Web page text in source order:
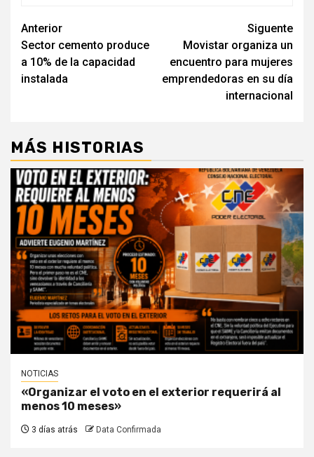
Navegación
de
entradas
Anterior
Sector cemento produce
a 10% de la capacidad
instalada
Siguente
Movistar organiza un
encuentro para mujeres
emprendedoras en su día
internacional
MÁS HISTORIAS
NOTICIAS
«Organizar el voto en el exterior requerirá al
menos 10 meses»
3 días atrás Data Confirmada